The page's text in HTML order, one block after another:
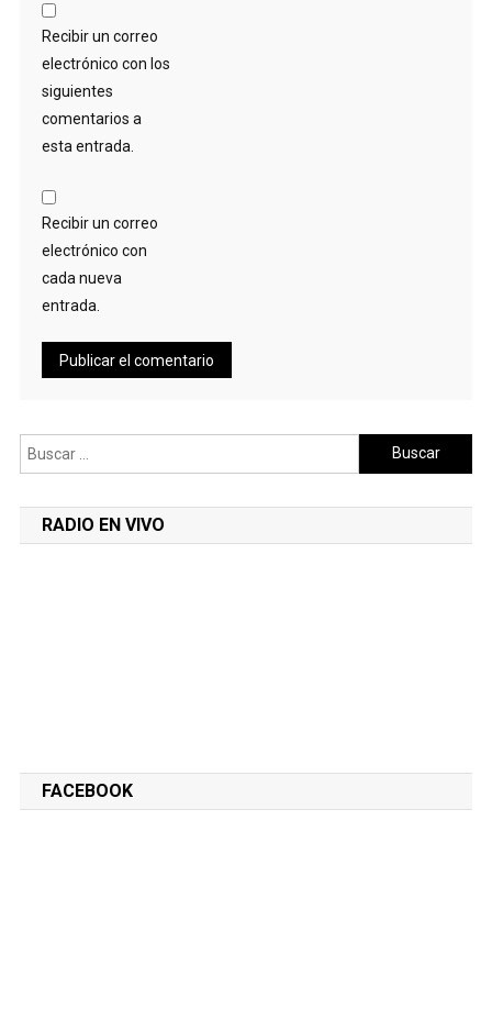
Recibir un correo
electrónico con los
siguientes
comentarios a
esta entrada.
Recibir un correo
electrónico con
cada nueva
entrada.
Buscar:
RADIO EN VIVO
FACEBOOK